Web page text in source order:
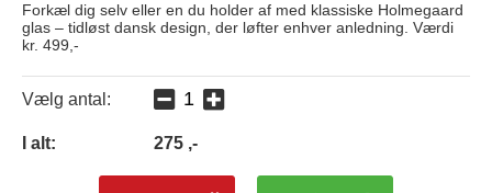
Forkæl dig selv eller en du holder af med klassiske Holmegaard
glas – tidløst dansk design, der løfter enhver anledning. Værdi
kr. 499,-
Vælg antal:
I alt: 275 ,-